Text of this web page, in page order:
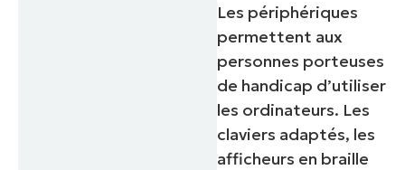
Les périphériques
permettent aux
personnes porteuses
de handicap d’utiliser
les ordinateurs. Les
claviers adaptés, les
afficheurs en braille